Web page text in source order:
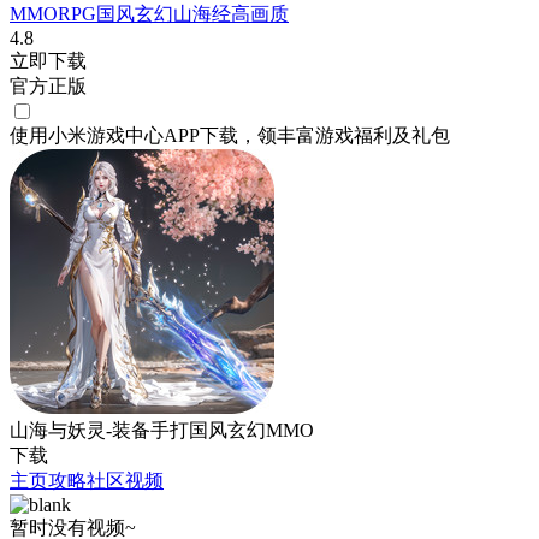
MMORPG国风玄幻山海经高画质
4.8
立即下载
官方正版
使用小米游戏中心APP下载 ，领丰富游戏福利 及礼包
山海与妖灵-装备手打国风玄幻MMO
下载
主页攻略社区视频
暂时没有视频~